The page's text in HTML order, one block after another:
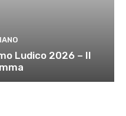
Ludico 2026 – Il